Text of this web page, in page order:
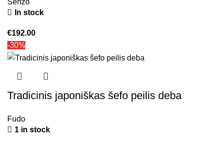
In stock
€192.00
-30%
Tradicinis japoniškas šefo peilis deba
Fudo
1 in stock